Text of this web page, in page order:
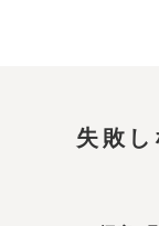
失敗